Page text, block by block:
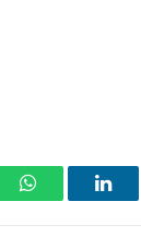
WhatsApp